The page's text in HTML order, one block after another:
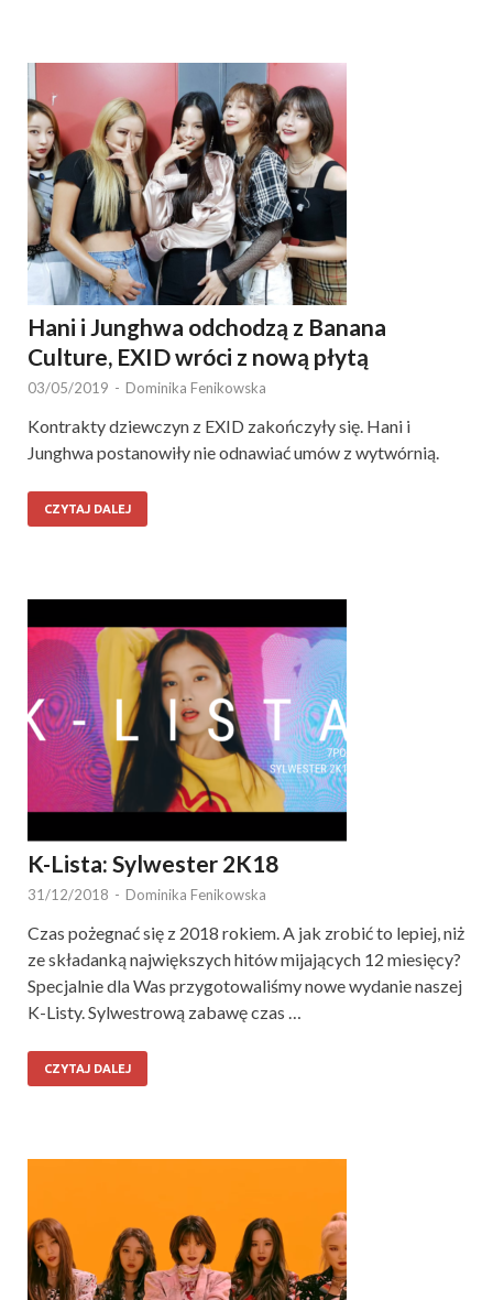
Hani i Junghwa odchodzą z Banana
Culture, EXID wróci z nową płytą
03/05/2019 - Dominika Fenikowska
Kontrakty dziewczyn z EXID zakończyły się. Hani i
Junghwa postanowiły nie odnawiać umów z wytwórnią.
CZYTAJ DALEJ
K-Lista: Sylwester 2K18
31/12/2018 - Dominika Fenikowska
Czas pożegnać się z 2018 rokiem. A jak zrobić to lepiej, niż
ze składanką największych hitów mijających 12 miesięcy?
Specjalnie dla Was przygotowaliśmy nowe wydanie naszej
K-Listy. Sylwestrową zabawę czas …
CZYTAJ DALEJ